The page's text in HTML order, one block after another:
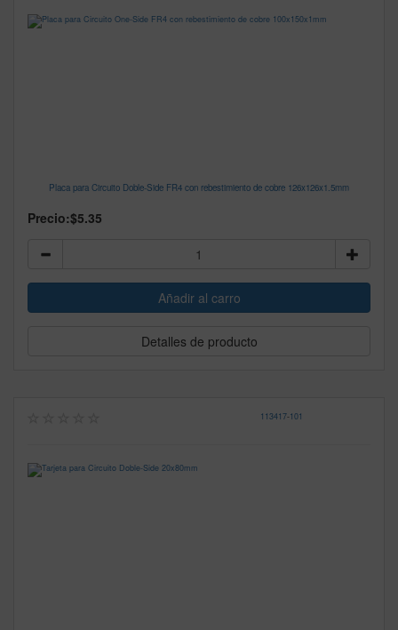
Placa para Circuito Doble-Side FR4 con rebestimiento de cobre 126x126x1.5mm
Precio:$5.35
Detalles de producto
113417-101